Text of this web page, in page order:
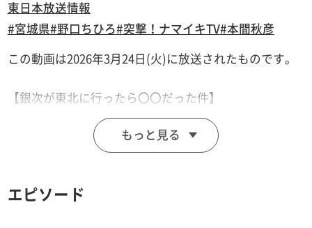
東日本放送情報
#宮城県#野口ちひろ#突撃！ナマイキTV#本間秋彦
この動画は2026年3月24日(火)に放送されたものです。
【銀次が東北に行ったら〇〇だった件】
楽天モバイル最強パーク宮城の新フェンスを体験！
ホームランキャッチに挑戦！
■生鮮館むらぬし
もっと見る
エピソード